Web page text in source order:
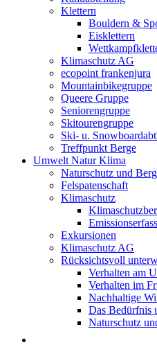
Klettern
Bouldern &
Eisklettern
Klimaschutz AG
ecopoint frankenjura
Mountainbikegruppe
Queere Gruppe
Seniorengruppe
Skitourengruppe
Ski- u.
Treffpunkt Berge
Umwelt Natur Klima
Naturschutz und
Felspatenschaft
Klimaschutz
Exkursionen
Klimaschutz AG
Rücksichtsvoll
Verhalten am
Verhalten im
Nachhaltige
Das Bedürfnis
Naturschutz